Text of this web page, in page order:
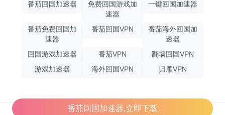
番茄回国加速器
免费回国游戏加
速器
一键回国加速器
番茄免费回国加
速器
番茄回国VPN
番茄海外回国加
速器
回国游戏加速器
番茄VPN
翻墙回国VPN
游戏加速器
海外回国VPN 归雁VPN
番茄回国加速器,立即下载